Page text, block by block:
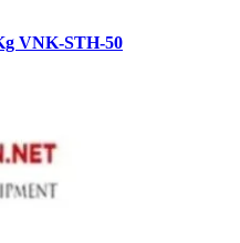
VNK-STH-50